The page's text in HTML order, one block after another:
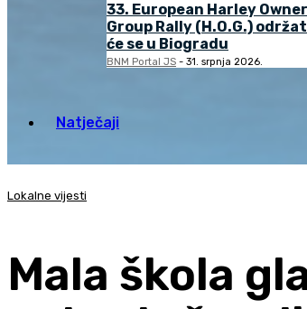
33. European Harley
Group Rally (H.O.G.) održat
će se u Biogradu
BNM Portal JS - 31. srpnja 2026.
Natječaji
Lokalne vijesti
Mala škola